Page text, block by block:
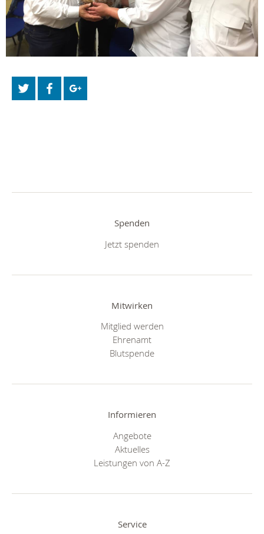
Spenden
Jetzt spenden
Mitwirken
Mitglied werden
Ehrenamt
Blutspende
Informieren
Angebote
Aktuelles
Leistungen von A-Z
Service